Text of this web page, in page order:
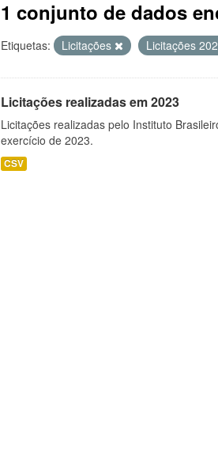
1 conjunto de dados
Etiquetas: Licitações Licitações
Licitações realizadas em 2023
Licitações realizadas pelo Instituto
exercício de 2023.
CSV